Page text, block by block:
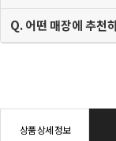
Q. 어떤 매장에 추천
상품 상세 정보